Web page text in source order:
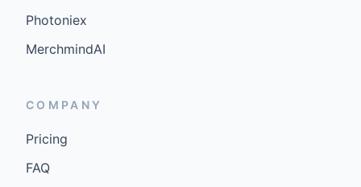
Photoniex
MerchmindAI
COMPANY
Pricing
FAQ